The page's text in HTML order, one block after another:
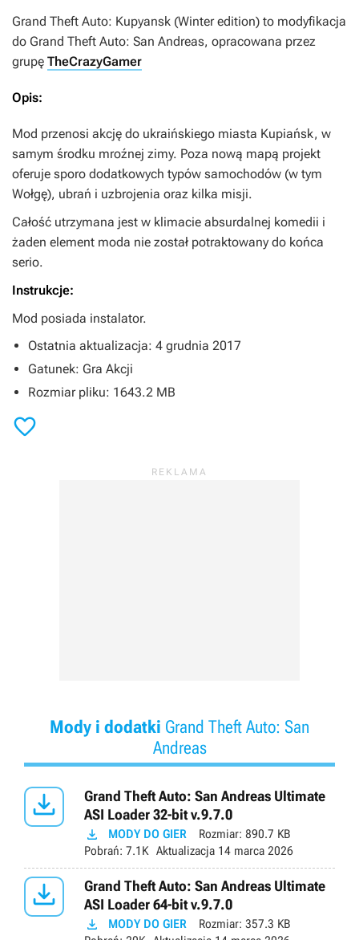
Grand Theft Auto: Kupyansk (Winter edition) to modyfikacja
do Grand Theft Auto: San Andreas, opracowana przez
grupę TheCrazyGamer
Opis:
Mod przenosi akcję do ukraińskiego miasta Kupiańsk, w
samym środku mroźnej zimy. Poza nową mapą projekt
oferuje sporo dodatkowych typów samochodów (w tym
Wołgę), ubrań i uzbrojenia oraz kilka misji.
Całość utrzymana jest w klimacie absurdalnej komedii i
żaden element moda nie został potraktowany do końca
serio.
Instrukcje:
Mod posiada instalator.
Ostatnia aktualizacja: 4 grudnia 2017
Gatunek: Gra Akcji
Rozmiar pliku: 1643.2 MB

Mody i dodatki Grand Theft Auto: San
Andreas

Grand Theft Auto: San Andreas Ultimate
ASI Loader 32-bit v.9.7.0
 MODY DO GIER Rozmiar: 890.7 KB
Pobrań: 7.1K Aktualizacja 14 marca 2026

Grand Theft Auto: San Andreas Ultimate
ASI Loader 64-bit v.9.7.0
 MODY DO GIER Rozmiar: 357.3 KB